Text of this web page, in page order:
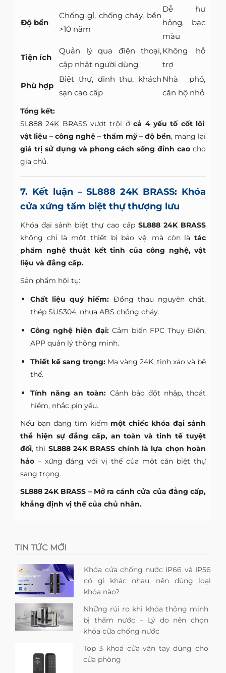
Độ bền
Chống gỉ, chống cháy, bền
>10 năm
Dễ hư
hỏng, bạc
màu
Tiện ích
Quản lý qua điện thoại,
cập nhật người dùng
Không hỗ
trợ
Phù hợp
Biệt thự, dinh thự, khách
sạn cao cấp
Nhà phố,
căn hộ nhỏ
Tổng kết:
SL888 24K BRASS vượt trội ởcả 4 yếu tố cốt lõi:
vật liệu – công nghệ – thẩm mỹ – độ bền, mang lại
giá trị sử dụng và phong cách sống đỉnh cao cho
gia chủ.
7. Kết luận – SL888 24K BRASS: Khóa
cửa xứng tầm biệt thự thượng lưu
Khóa đại sảnh biệt thự cao cấp SL888 24K BRASS
không chỉ là một thiết bị bảo vệ, mà còn là tác
phẩm nghệ thuật kết tinh của công nghệ, vật
liệu và đẳng cấp.
Sản phẩm hội tụ:
Chất liệu quý hiếm: Đồng thau nguyên chất,
thép SUS304, nhựa ABS chống cháy.
Công nghệ hiện đại: Cảm biến FPC Thụy Điển,
APP quản lý thông minh.
Thiết kế sang trọng: Mạ vàng 24K, tinh xảo và bề
thế.
Tính năng an toàn: Cảnh báo đột nhập, thoát
hiểm, nhắc pin yếu.
Nếu bạn đang tìm kiếm một chiếc khóa đại sảnh
thể hiện sự đẳng cấp, an toàn và tinh tế tuyệt
đối, thì SL888 24K BRASS chính là lựa chọn hoàn
hảo – xứng đáng với vị thế của một căn biệt thự
sang trọng.
SL888 24K BRASS – Mở ra cánh cửa của đẳng cấp,
khẳng định vị thế của chủ nhân.
TIN TỨC MỚI
Khóa cửa chống nước IP66 và IP56
có gì khác nhau, nên dùng loại
khóa nào?
Những rủi ro khi khóa thông minh
bị thấm nước – Lý do nên chọn
khóa cửa chống nước
Top 3 khoá cửa vân tay dùng cho
cửa phòng